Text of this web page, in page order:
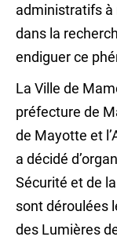
administratifs à
dans la
endiguer ce
La Ville de
préfecture de
de Mayotte et
a décidé
Sécurité et de
sont déroulées
des Lumières